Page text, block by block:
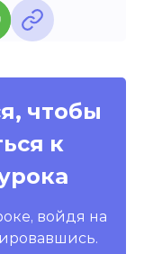
чтобы
к
войдя на